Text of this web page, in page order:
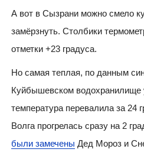
А вот в Сызрани можно смело
замёрзнуть. Столбики
отметки +23 градуса.
Но самая теплая, по данным
Куйбышевском водохранилище
температура перевалила за 24
Волга прогрелась сразу на 2
были замечены Дед Мороз и